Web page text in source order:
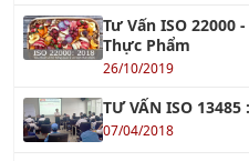
Tư Vấn ISO 22000
Thực Phẩm
26/10/2019
TƯ VẤN ISO 13485
07/04/2018